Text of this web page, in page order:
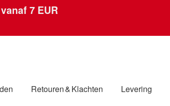
7 EUR
Retouren & Klachten Levering